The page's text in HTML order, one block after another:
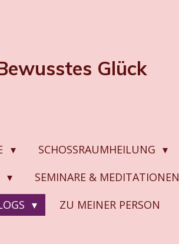
Glück
SCHOSSRAUMHEILUNG
SEMINARE & MEDITATIONEN
ZU MEINER PERSON